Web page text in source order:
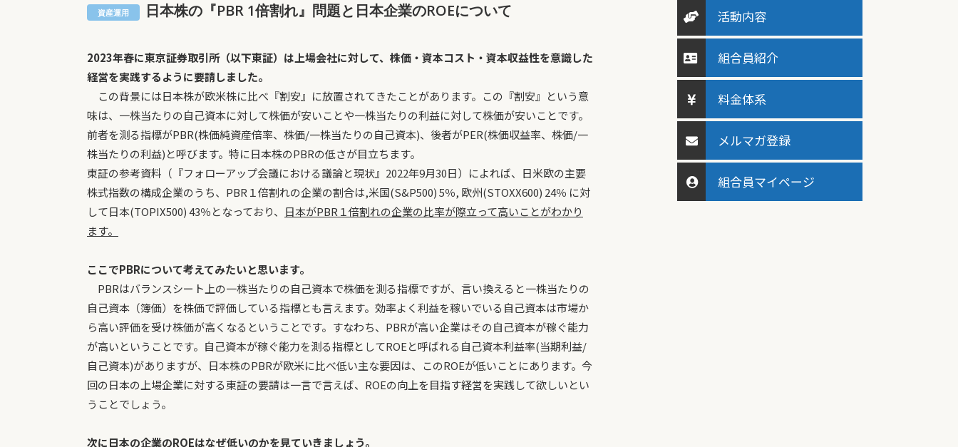
日本株の『PBR 1倍割れ』問題と日本企業のROEについて
2023年春に東京証券取引所（以下東証）は上場会社に対して、株価・資本コスト・資本収益性を意識した
経営を実践するように要請しました。
この背景には日本株が欧米株に比べ『割安』に放置されてきたことがあります。この『割安』という意
味は、一株当たりの自己資本に対して株価が安いことや一株当たりの利益に対して株価が安いことです。
前者を測る指標がPBR(株価純資産倍率、株価/一株当たりの自己資本)、後者がPER(株価収益率、株価/一
株当たりの利益)と呼びます。特に日本株のPBRの低さが目立ちます。
東証の参考資料（『フォローアップ会議における議論と現状』2022年9月30日）によれば、日米欧の主要
株式指数の構成企業のうち、PBR１倍割れの企業の割合は,米国(S&P500) 5％, 欧州(STOXX600) 24％ に対
して日本(TOPIX500) 43％となっており、 日本がPBR１倍割れの企業の比率が際立って高いことがわかり
ます。
ここでPBRについて考えてみたいと思います。
PBRはバランスシート上の一株当たりの自己資本で株価を測る指標ですが、言い換えると一株当たりの
自己資本（簿価）を株価で評価している指標とも言えます。効率よく利益を稼いでいる自己資本は市場か
ら高い評価を受け株価が高くなるということです。すなわち、PBRが高い企業はその自己資本が稼ぐ能力
が高いということです。自己資本が稼ぐ能力を測る指標としてROEと呼ばれる自己資本利益率(当期利益/
自己資本)がありますが、日本株のPBRが欧米に比べ低い主な要因は、このROEが低いことにあります。今
回の日本の上場企業に対する東証の要請は一言で言えば、ROEの向上を目指す経営を実践して欲しいとい
うことでしょう。
次に日本の企業のROEはなぜ低いのかを見ていきましょう。
活動内容
組合員紹介
料金体系
メルマガ登録
組合員マイページ